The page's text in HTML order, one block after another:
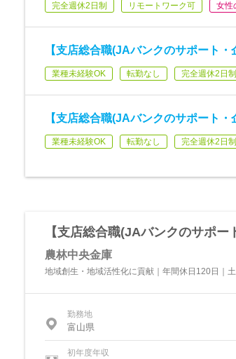
完全週休2日制 リモートワーク可 女性
【支店総合職(JAバンクのサポート
業種未経験OK 転勤なし 完全週休2日制
【支店総合職(JAバンクのサポート
業種未経験OK 転勤なし 完全週休2日制
【支店総合職(JAバンクのサポ
農林中央金庫
地域創生・地域活性化に貢献｜年間休日120日｜
勤務地
富山県
初年度年収